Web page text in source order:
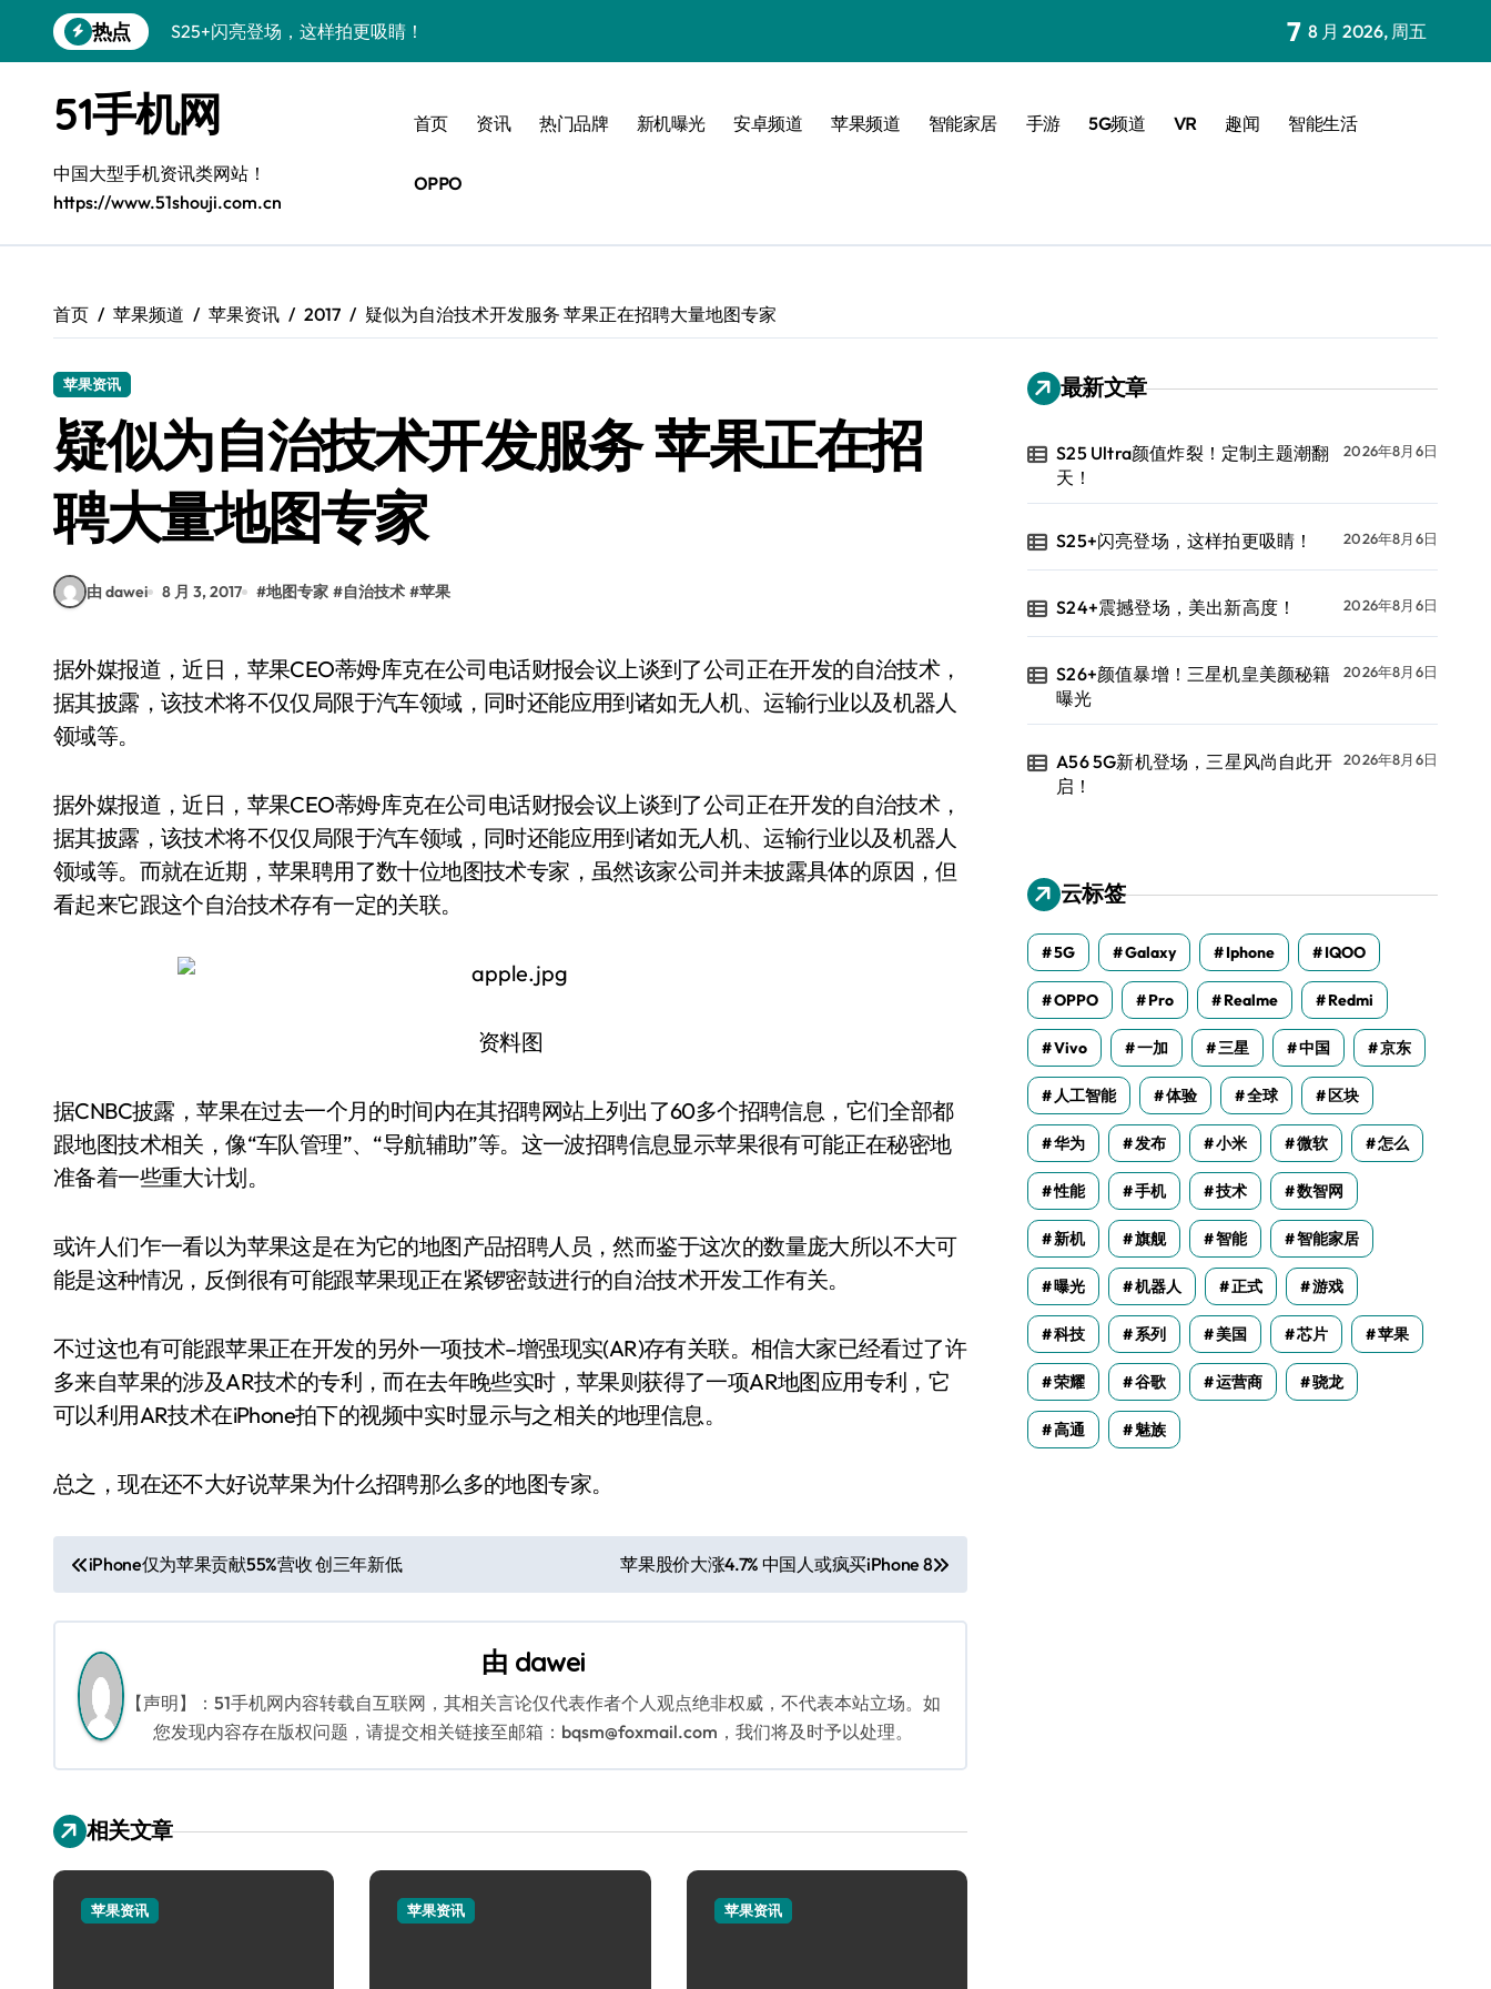
到
热点
S25+闪亮登场，这样拍更吸睛！
S26+颜值暴增！三星机皇美颜秘籍曝光
A56 5G新机登场，三星风尚自此开启！
三星S26上手秒变个性神器！
S25美化秘籍：个性定制，炫酷随心！
Galaxy C55 5G登场，美学新纪元！
S25 Ultra颜值炸裂！定制主题潮翻天！
7 8 月 2026, 周五
51手机网
中国大型手机资讯类网站！
https://www.51shouji.com.cn
首页 资讯 热门品牌 新机曝光 安卓频道 苹果频道 智能家居 手游 5G频道 VR 趣闻 智能生活
OPPO
首页 苹果频道 苹果资讯 2017 疑似为自治技术开发服务 苹果正在招聘大量地图专家
苹果资讯
疑似为自治技术开发服务 苹果正在招
聘大量地图专家
由 dawei 8 月 3, 2017 #地图专家 #自治技术 #苹果
据外媒报道，近日，苹果CEO蒂姆·库克在公司电话财报会议上谈到了公司正在开发的自治技术，
据其披露，该技术将不仅仅局限于汽车领域，同时还能应用到诸如无人机、运输行业以及机器人
领域等。
据外媒报道，近日，苹果CEO蒂姆·库克在公司电话财报会议上谈到了公司正在开发的自治技术，
据其披露，该技术将不仅仅局限于汽车领域，同时还能应用到诸如无人机、运输行业以及机器人
领域等。而就在近期，苹果聘用了数十位地图技术专家，虽然该家公司并未披露具体的原因，但
看起来它跟这个自治技术存有一定的关联。
资料图
据CNBC披露，苹果在过去一个月的时间内在其招聘网站上列出了60多个招聘信息，它们全部都
跟地图技术相关，像“车队管理”、“导航辅助”等。这一波招聘信息显示苹果很有可能正在秘密地
准备着一些重大计划。
或许人们乍一看以为苹果这是在为它的地图产品招聘人员，然而鉴于这次的数量庞大所以不大可
能是这种情况，反倒很有可能跟苹果现正在紧锣密鼓进行的自治技术开发工作有关。
不过这也有可能跟苹果正在开发的另外一项技术–增强现实(AR)存有关联。相信大家已经看过了许
多来自苹果的涉及AR技术的专利，而在去年晚些实时，苹果则获得了一项AR地图应用专利，它
可以利用AR技术在iPhone拍下的视频中实时显示与之相关的地理信息。
总之，现在还不大好说苹果为什么招聘那么多的地图专家。
文
章
航
iPhone仅为苹果贡献55%营收 创三年新低 苹果股价大涨4.7% 中国人或疯买iPhone 8
由 dawei
【声明】：51手机网内容转载自互联网，其相关言论仅代表作者个人观点绝非权威，不代表本站立场。如
您发现内容存在版权问题，请提交相关链接至邮箱：bqsm@foxmail.com，我们将及时予以处理。
相关文章
苹果资讯 苹果资讯 苹果资讯
最新文章
S25 Ultra颜值炸裂！定制主题潮翻
天！
2026年8月6日
S25+闪亮登场，这样拍更吸睛！ 2026年8月6日
S24+震撼登场，美出新高度！ 2026年8月6日
S26+颜值暴增！三星机皇美颜秘籍
曝光
2026年8月6日
A56 5G新机登场，三星风尚自此开
启！
2026年8月6日
云标签
5G Galaxy Iphone IQOO
OPPO Pro Realme Redmi
Vivo 一加 三星 中国 京东
人工智能 体验 全球 区块
华为 发布 小米 微软 怎么
性能 手机 技术 数智网
新机 旗舰 智能 智能家居
曝光 机器人 正式 游戏
科技 系列 美国 芯片 苹果
荣耀 谷歌 运营商 骁龙
高通 魅族